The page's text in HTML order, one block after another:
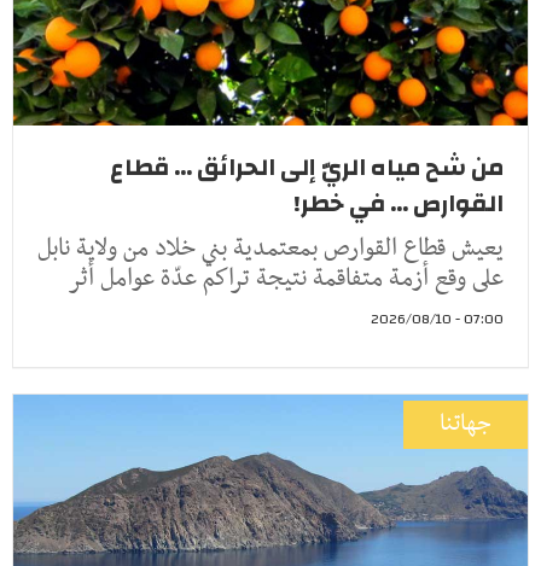
من شح مياه الريّ إلى الحرائق ... قطاع
القوارص ... في خطر!
يعيش قطاع القوارص بمعتمدية بني خلاد من ولاية نابل
على وقع أزمة متفاقمة نتيجة تراكم عدّة عوامل أثر
07:00 - 2026/08/10
جهاتنا